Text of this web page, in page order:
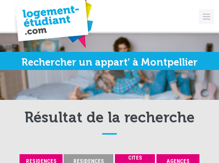
Rechercher un appart’ à Montpellier
Résultat de la recherche
RESIDENCES
RESIDENCES
CITES
AGENCES